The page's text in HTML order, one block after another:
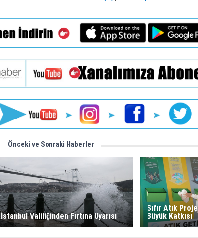
Önceki ve Sonraki Haberler
İstanbul Valiliğinden Fırtına Uyarısı
Sıfır Atık
Büyük Katkısı